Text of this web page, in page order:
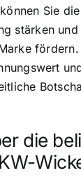
Sie die
stärken
fördern.
die